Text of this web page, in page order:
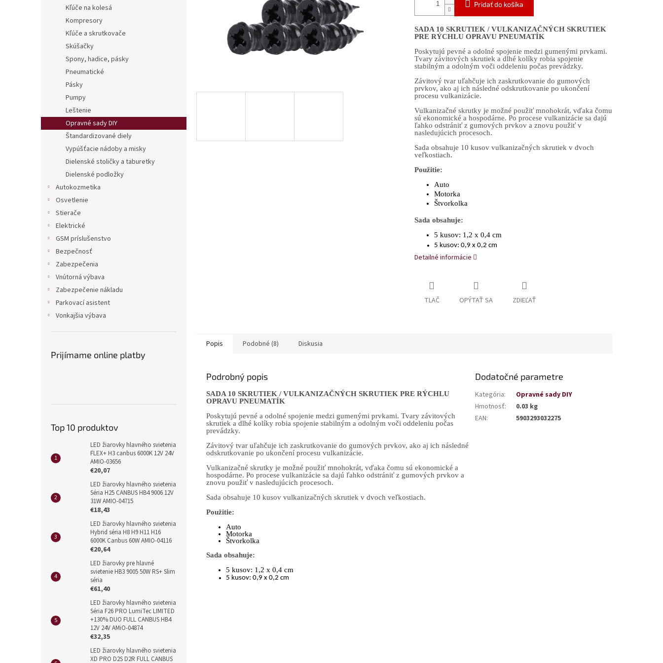
Kľúče na kolesá
Kompresory
Kľúče a skrutkovače
Skúšačky
Spony, hadice, pásky
Pneumatické
Pásky
Pumpy
Leštenie
Opravné sady DIY
Štandardizované diely
Vypúšťacie nádoby a misky
Dielenské stoličky a taburetky
Dielenské podložky
Autokozmetika
Osvetlenie
Stierače
Elektrické
GSM príslušenstvo
Bezpečnosť
Zabezpečenia
Vnútorná výbava
Zabezpečenie nákladu
Parkovací asistent
Vonkajšia výbava
Prijímame online platby
Top 10 produktov
LED žiarovky hlavného svietenia
FLEX+ H3 canbus 6000K 12V 24V
AMIO-03656
€20,07
LED žiarovky hlavného svietenia
Séria H25 CANBUS HB4 9006 12V
31W AMIO-04715
€18,43
LED žiarovky hlavného svietenia
Hybrid séria H8 H9 H11 H16
6000K Canbus 60W AMIO-04116
€20,64
LED žiarovky pre hlavné
svietenie HB3 9005 50W RS+ Slim
séria
€61,40
LED žiarovky hlavného svietenia
Séria F26 PRO LumiTec LIMITED
+130% DUO FULL CANBUS HB4
12V 24V AMiO-04874
€32,35
LED žiarovky hlavného svietenia
XD PRO D2S D2R FULL CANBUS
Pridať do košíka
SADA 10 SKRUTIEK / VULKANIZAČNÝCH SKRUTIEK
PRE RÝCHLU OPRAVU PNEUMATÍK
Poskytujú pevné a odolné spojenie medzi gumenými prvkami.
Tvary závitových skrutiek a dlhé kolíky robia spojenie
stabilným a odolným voči oddeleniu počas prevádzky.
Závitový tvar uľahčuje ich zaskrutkovanie do gumových
prvkov, ako aj ich následné odskrutkovanie po ukončení
procesu vulkanizácie.
Vulkanizačné skrutky je možné použiť mnohokrát, vďaka čomu
sú ekonomické a hospodárne. Po procese vulkanizácie sa dajú
ľahko odstrániť z gumových prvkov a znovu použiť v
nasledujúcich procesoch.
Sada obsahuje 10 kusov vulkanizačných skrutiek v dvoch
veľkostiach.
Použitie:
Auto
Motorka
Štvorkolka
Sada obsahuje:
5 kusov: 1,2 x 0,4 cm
5 kusov: 0,9 x 0,2 cm
Detailné informácie
TLAČ OPÝTAŤ SA ZDIEĽAŤ
Popis Podobné (8) Diskusia
Podrobný popis
SADA 10 SKRUTIEK / VULKANIZAČNÝCH SKRUTIEK PRE RÝCHLU
OPRAVU PNEUMATÍK
Poskytujú pevné a odolné spojenie medzi gumenými prvkami. Tvary závitových
skrutiek a dlhé kolíky robia spojenie stabilným a odolným voči oddeleniu počas
prevádzky.
Závitový tvar uľahčuje ich zaskrutkovanie do gumových prvkov, ako aj ich následné
odskrutkovanie po ukončení procesu vulkanizácie.
Vulkanizačné skrutky je možné použiť mnohokrát, vďaka čomu sú ekonomické a
hospodárne. Po procese vulkanizácie sa dajú ľahko odstrániť z gumových prvkov a
znovu použiť v nasledujúcich procesoch.
Sada obsahuje 10 kusov vulkanizačných skrutiek v dvoch veľkostiach.
Použitie:
Auto
Motorka
Štvorkolka
Sada obsahuje:
5 kusov: 1,2 x 0,4 cm
5 kusov: 0,9 x 0,2 cm
Dodatočné parametre
Kategória:
Opravné sady DIY
Hmotnosť:
0.03 kg
EAN: 5903293032275